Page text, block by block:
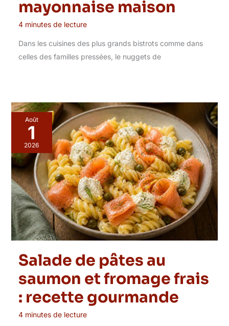
mayonnaise maison
4 minutes de lecture
Dans les cuisines des plus grands bistrots comme dans
celles des familles pressées, le nuggets de
Août
1
2026
Salade de pâtes au
saumon et fromage frais
: recette gourmande
4 minutes de lecture